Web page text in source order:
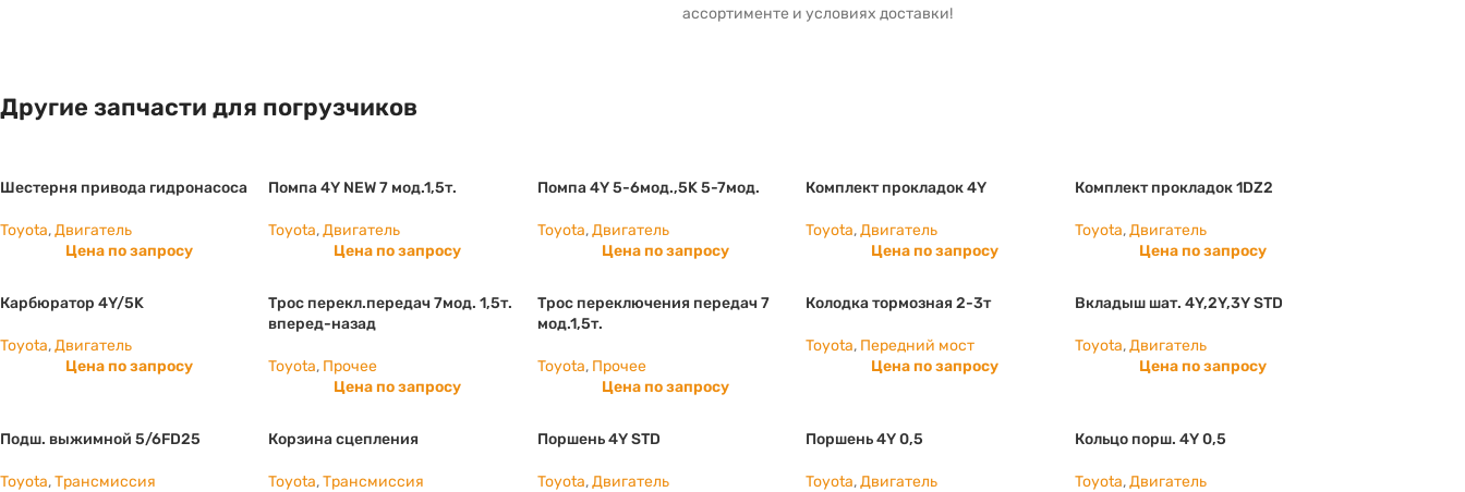
ассортименте и условиях доставки!
Другие запчасти для погрузчиков
Шестерня привода гидронасоса
Toyota,Двигатель
Цена по запросу
Помпа 4Y NEW 7 мод.1,5т.
Toyota,Двигатель
Цена по запросу
Помпа 4Y 5-6мод.,5K 5-7мод.
Toyota,Двигатель
Цена по запросу
Комплект прокладок 4Y
Toyota,Двигатель
Цена по запросу
Комплект прокладок 1DZ2
Toyota, Двигатель
Цена по запросу
Карбюратор 4Y/5K
Toyota,Двигатель
Цена по запросу
Трос перекл.передач 7мод. 1,5т.
вперед-назад
Toyota, Прочее
Цена по запросу
Трос переключения передач 7
мод.1,5т.
Toyota, Прочее
Цена по запросу
Колодка тормозная 2-3т
Toyota, Передний мост
Цена по запросу
Вкладыш шат. 4Y,2Y,3Y STD
Toyota, Двигатель
Цена по запросу
Подш. выжимной 5/6FD25
Toyota,Трансмиссия
Корзина сцепления
Toyota,Трансмиссия
Поршень 4Y STD
Toyota,Двигатель
Поршень 4Y 0,5
Toyota,Двигатель
Кольцо порш. 4Y 0,5
Toyota, Двигатель